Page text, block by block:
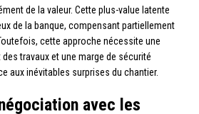
de la valeur. Cette plus-value latente
de la banque, compensant partiellement
cette approche nécessite une
travaux et une marge de sécurité
aux inévitables surprises du chantier.
avec les